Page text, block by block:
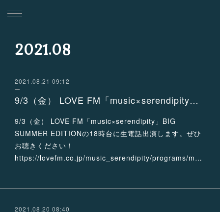
2021.08
2021.08.21 09:12
9/3（金） LOVE FM「music×serendipity」BIG SUMMER EDITIONに生電話出演！
9/3（金） LOVE FM「music×serendipity」BIG
SUMMER EDITIONの18時台に生電話出演します。ぜひ
お聴きください！
https://lovefm.co.jp/music_serendipity/programs/m…
2021.08.20 08:40